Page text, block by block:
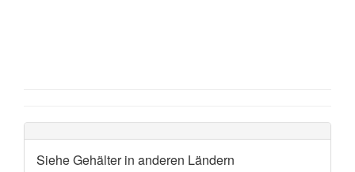
Siehe Gehälter in anderen Ländern